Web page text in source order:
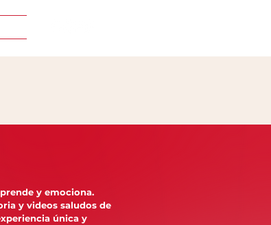
y emociona.
y videos saludos de
única y